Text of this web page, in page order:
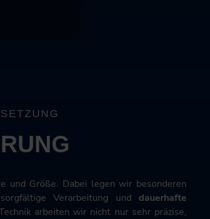
und Größe. Dabei legen wir besonderen
Verarbeitung und dauerhafte
arbeiten wir nicht nur sehr präzise,